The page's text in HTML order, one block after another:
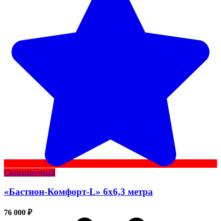
Сверхпрочный
«Бастион-Комфорт-L» 6х6,3 метра
76 000 ₽